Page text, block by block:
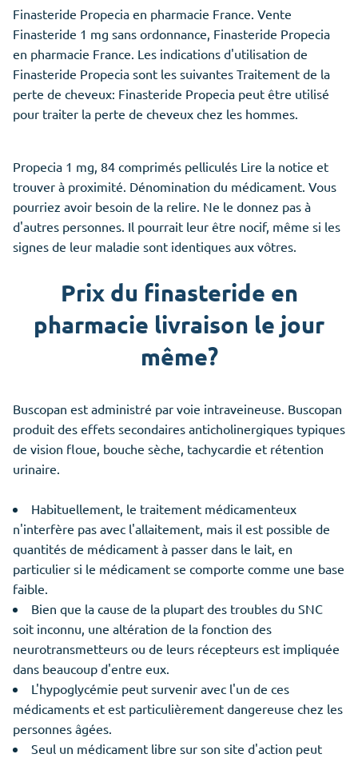
Finasteride Propecia en pharmacie France. Vente
Finasteride 1 mg sans ordonnance, Finasteride Propecia
en pharmacie France. Les indications d'utilisation de
Finasteride Propecia sont les suivantes Traitement de la
perte de cheveux: Finasteride Propecia peut être utilisé
pour traiter la perte de cheveux chez les hommes.
Propecia 1 mg, 84 comprimés pelliculés Lire la notice et
trouver à proximité. Dénomination du médicament. Vous
pourriez avoir besoin de la relire. Ne le donnez pas à
d'autres personnes. Il pourrait leur être nocif, même si les
signes de leur maladie sont identiques aux vôtres.
Prix du finasteride en
pharmacie livraison le jour
même?
Buscopan est administré par voie intraveineuse. Buscopan
produit des effets secondaires anticholinergiques typiques
de vision floue, bouche sèche, tachycardie et rétention
urinaire.
Habituellement, le traitement médicamenteux
n'interfère pas avec l'allaitement, mais il est possible de
quantités de médicament à passer dans le lait, en
particulier si le médicament se comporte comme une base
faible.
Bien que la cause de la plupart des troubles du SNC
soit inconnu, une altération de la fonction des
neurotransmetteurs ou de leurs récepteurs est impliquée
dans beaucoup d'entre eux.
L'hypoglycémie peut survenir avec l'un de ces
médicaments et est particulièrement dangereuse chez les
personnes âgées.
Seul un médicament libre sur son site d'action peut